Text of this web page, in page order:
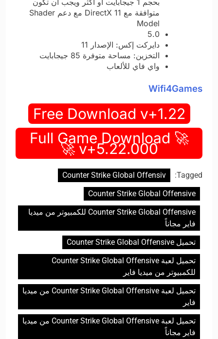
بحجم 1 جيجابايت أو أكثر ويجب أن تكون
متوافقة مع DirectX 11 مع دعم Shader
Model
5.0
دايركت إكس: الإصدار 11
التخزين: مساحة متوفرة 85 جيجابايت
واي فاي للألعاب
Wifi4Games
Free Download v+1.22
🚀 Full Game Download
v+5.22.000 🚀
Tagged:
Counter Strike Global Offensiv
Counter Strike Global Offensive
Counter Strike Global Offensive للكمبيوتر من ميديا
فاير مجاناً
تحميل Counter Strike Global Offensive
تحميل لعبة Counter Strike Global Offensive
للكمبيوتر من ميديا فاير
تحميل لعبة Counter Strike Global Offensive من ميديا
فاير
تحميل لعبة Counter Strike Global Offensive من ميديا
فاير مجاناً